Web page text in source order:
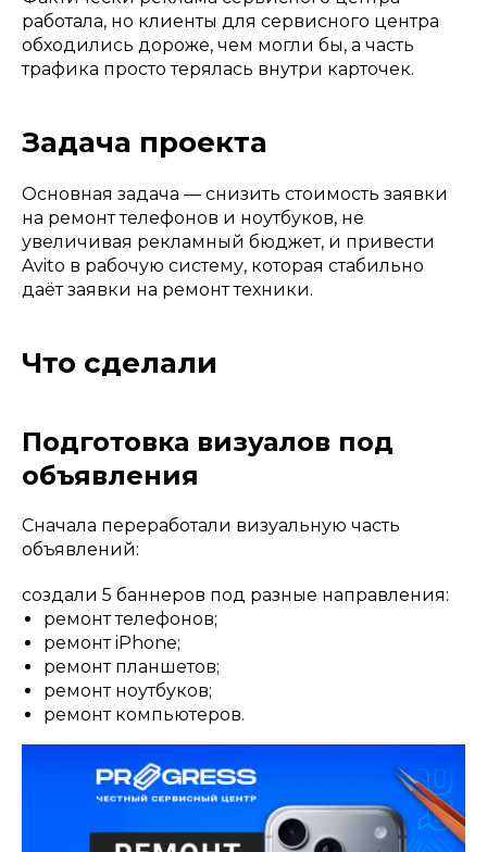
работала, но клиенты для сервисного центра
обходились дороже, чем могли бы, а часть
трафика просто терялась внутри карточек.
Задача проекта
Основная задача — снизить стоимость заявки
на ремонт телефонов и ноутбуков, не
увеличивая рекламный бюджет, и привести
Avito в рабочую систему, которая стабильно
даёт заявки на ремонт техники.
Что сделали
Подготовка визуалов под
объявления
Сначала переработали визуальную часть
объявлений:
создали 5 баннеров под разные направления:
ремонт телефонов;
ремонт iPhone;
ремонт планшетов;
ремонт ноутбуков;
ремонт компьютеров.